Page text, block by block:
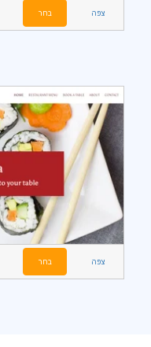
צפה בחר
צפה בחר